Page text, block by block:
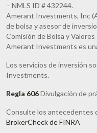
– NMLS ID # 432244.
Amerant Investments, Inc
de bolsa y asesor de
Comisión de Bolsa y
Amerant Investments es
Los servicios de inversión
Investments.
Regla 606Divulgación de
Consulte los antecedentes
BrokerCheck de FINRA